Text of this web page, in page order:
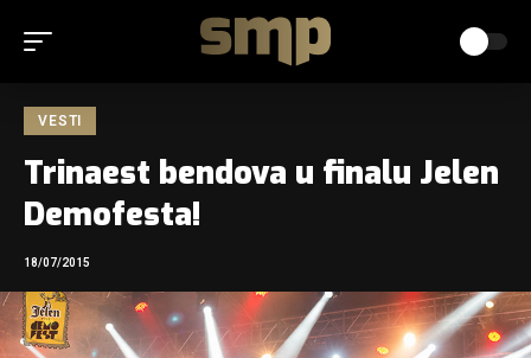
VESTI
Trinaest bendova u finalu Jelen
Demofesta!
18/07/2015